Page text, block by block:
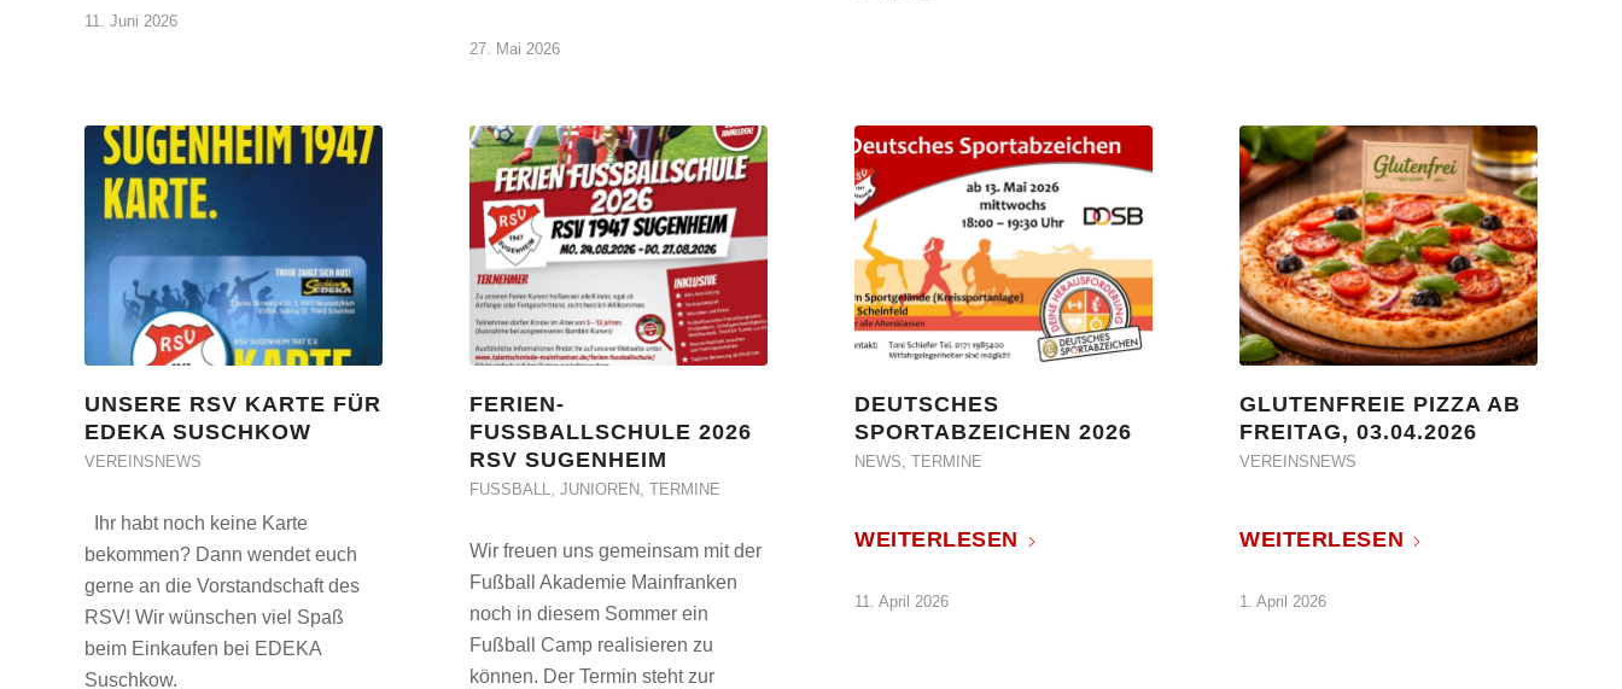
11. Juni 2026
27. Mai 2026
UNSERE RSV KARTE FÜR
EDEKA SUSCHKOW
VEREINSNEWS
Ihr habt noch keine Karte
bekommen? Dann wendet euch
gerne an die Vorstandschaft des
RSV! Wir wünschen viel Spaß
beim Einkaufen bei EDEKA
Suschkow.
FERIEN-
FUSSBALLSCHULE 2026
RSV SUGENHEIM
FUSSBALL,JUNIOREN,TERMINE
Wir freuen uns gemeinsam mit der
Fußball Akademie Mainfranken
noch in diesem Sommer ein
Fußball Camp realisieren zu
können. Der Termin steht zur
DEUTSCHES
SPORTABZEICHEN 2026
NEWS,TERMINE
WEITERLESEN
11. April 2026
GLUTENFREIE PIZZA AB
FREITAG, 03.04.2026
VEREINSNEWS
WEITERLESEN
1. April 2026